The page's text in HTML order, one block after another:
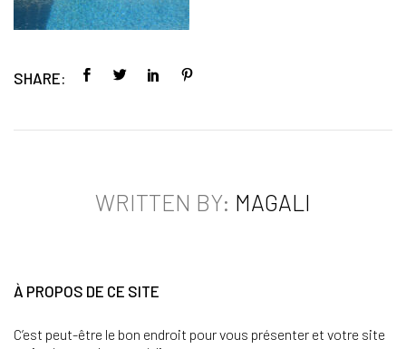
SHARE:
WRITTEN BY: MAGALI
À PROPOS DE CE SITE
C’est peut-être le bon endroit pour vous présenter et votre site